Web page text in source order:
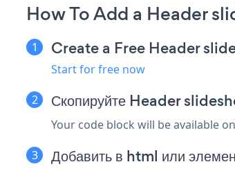
How To Add a Header
Create a Free Header
Start for free now
Скопируйте Header
Your code block will be available
Добавить в html или